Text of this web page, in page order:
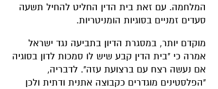
המלחמה. עם זאת בית הדין החליט להחיל תשעה
סעדים זמניים בסוגיות הומניטריות.
מוקדם יותר, במסגרת הדיון בתביעה נגד ישראל
אמרה כי "בית הדין קבע שיש לו סמכות לדון בסוגיה
אם נעשה רצח עם ברצועת עזה". לדבריה,
"הפלסטינים מוגדרים כקבוצה אתנית ודתית ולכן